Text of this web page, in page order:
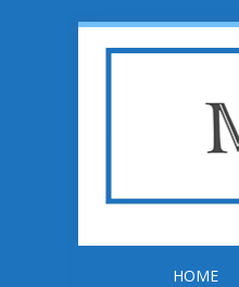
HOME